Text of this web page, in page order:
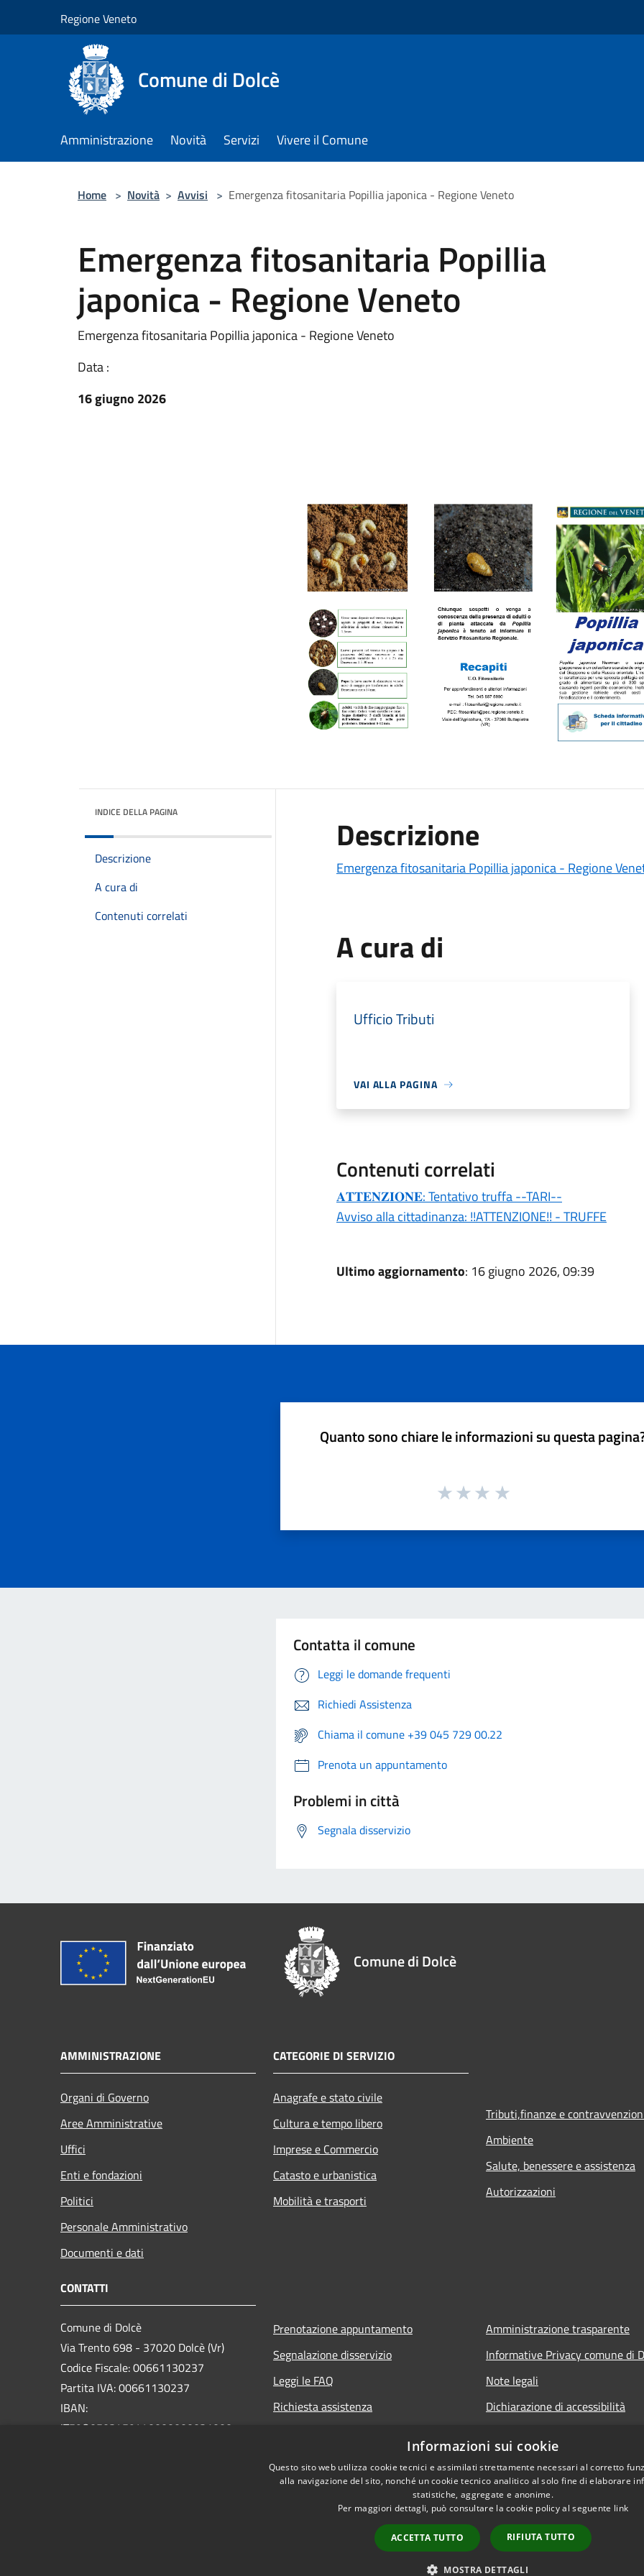
Regione Veneto
Comune di Dolcè
Amministrazione Novità Servizi Vivere il Comune
Home > Novità > Avvisi > Emergenza fitosanitaria Popillia japonica - Regione Veneto
Emergenza fitosanitaria Popillia
japonica - Regione Veneto
Emergenza fitosanitaria Popillia japonica - Regione Veneto
Data :
16 giugno 2026
INDICE DELLA PAGINA
Descrizione
A cura di
Contenuti correlati
Descrizione
Emergenza fitosanitaria Popillia japonica - Regione
A cura di
Ufficio Tributi
VAI ALLA PAGINA
Contenuti correlati
𝐀𝐓𝐓𝐄𝐍𝐙𝐈𝐎𝐍𝐄: Tentativo truffa --TARI--
Avviso alla cittadinanza: !!ATTENZIONE!! - TRUFFE
Ultimo aggiornamento: 16 giugno 2026, 09:39
Quanto sono chiare le informazioni su questa
Contatta il comune
Leggi le domande frequenti
Richiedi Assistenza
Chiama il comune +39 045 729 00.22
Prenota un appuntamento
Problemi in città
Segnala disservizio
Comune di Dolcè
AMMINISTRAZIONE
Organi di Governo
Aree Amministrative
Uffici
Enti e fondazioni
Politici
Personale Amministrativo
Documenti e dati
CATEGORIE DI SERVIZIO
Anagrafe e stato civile
Cultura e tempo libero
Imprese e Commercio
Catasto e urbanistica
Mobilità e trasporti
Tributi,finanze e
Ambiente
Salute, benessere e assistenza
Autorizzazioni
CONTATTI
Comune di Dolcè
Via Trento 698 - 37020 Dolcè (Vr)
Codice Fiscale: 00661130237
Partita IVA: 00661130237
IBAN:
IT59O0503459440000000031000
Prenotazione appuntamento
Segnalazione disservizio
Leggi le FAQ
Richiesta assistenza
Amministrazione trasparente
Informative Privacy comune di
Note legali
Dichiarazione di accessibilità
Copyright © 2026 •
Informazioni sui cookie
Questo sito web utilizza cookie tecnici e assimilati strettamente necessari al corretto
alla navigazione del sito, nonché un cookie tecnico analitico al solo fine di elaborare
statistiche, aggregate e anonime.
Per maggiori dettagli, può consultare la cookie policy al seguente link
ACCETTA TUTTO RIFIUTA TUTTO
MOSTRA DETTAGLI